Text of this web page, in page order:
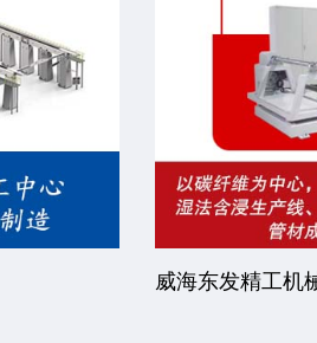
威海东发精工机械有限责任公司